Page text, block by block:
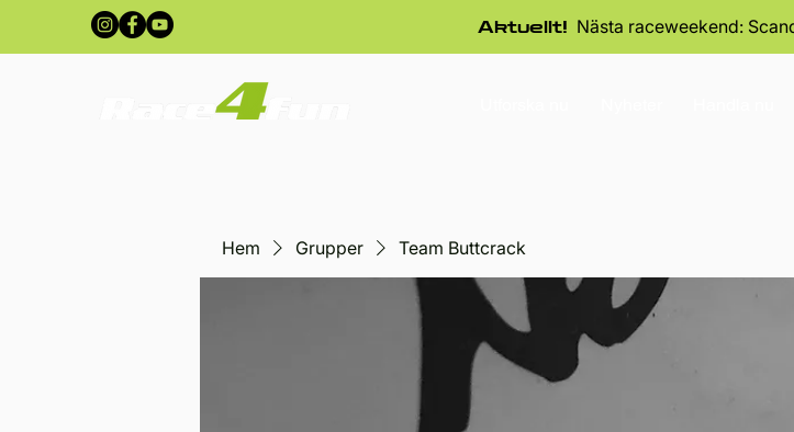
Aktuellt! Nästa raceweekend:
Hem Grupper Team Buttcrack